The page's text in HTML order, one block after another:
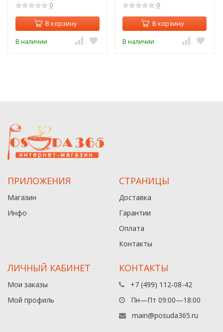
0
В корзину
В наличии
0
В корзину
В наличии
ПРИЛОЖЕНИЯ
Магазин
Инфо
СТРАНИЦЫ
Доставка
Гарантии
Оплата
Контакты
ЛИЧНЫЙ КАБИНЕТ
Мои заказы
Мой профиль
КОНТАКТЫ
+7 (499) 112-08-42
Пн—Пт 09:00—18:00
main@posuda365.ru